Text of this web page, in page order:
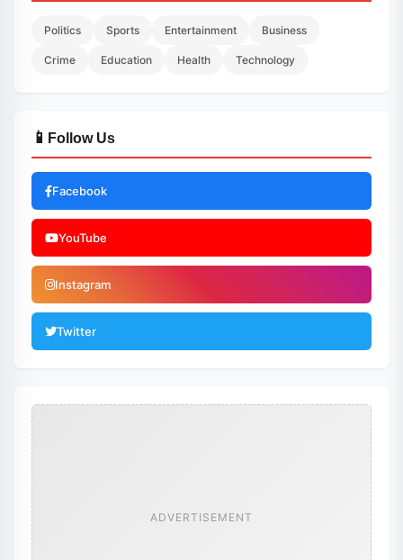
Politics Sports Entertainment Business
Crime Education Health Technology
📱 Follow Us
Facebook
YouTube
Instagram
Twitter
ADVERTISEMENT